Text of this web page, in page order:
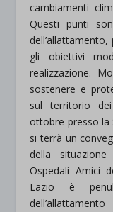
cambiamenti
Questi punti
gli obiettivi
realizzazione.
sostenere e
sul territorio dei
ottobre presso la
si terrà un
della
Ospedali Amici
Lazio è